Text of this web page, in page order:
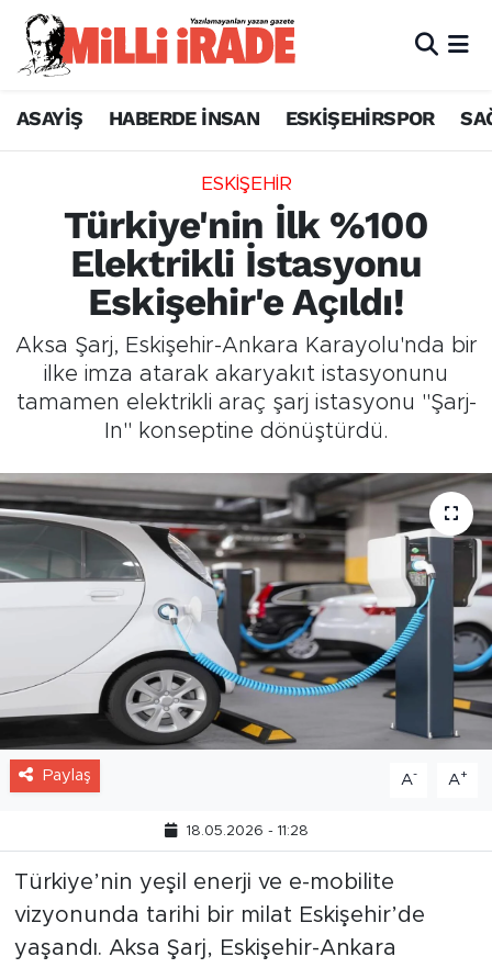
ASAYİŞ HABERDE İNSAN ESKİŞEHİRSPOR
ESKİŞEHİR
Türkiye'nin İlk %100
Elektrikli İstasyonu
Eskişehir'e Açıldı!
Aksa Şarj, Eskişehir-Ankara Karayolu'nda bir
ilke imza atarak akaryakıt istasyonunu
tamamen elektrikli araç şarj istasyonu "Şarj-
In" konseptine dönüştürdü.
Paylaş A- A+
18.05.2026 - 11:28
Türkiye’nin yeşil enerji ve e-mobilite
vizyonunda tarihi bir milat Eskişehir’de
yaşandı. Aksa Şarj, Eskişehir-Ankara